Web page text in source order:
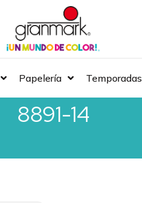
Papelería Temporadas
8891-14